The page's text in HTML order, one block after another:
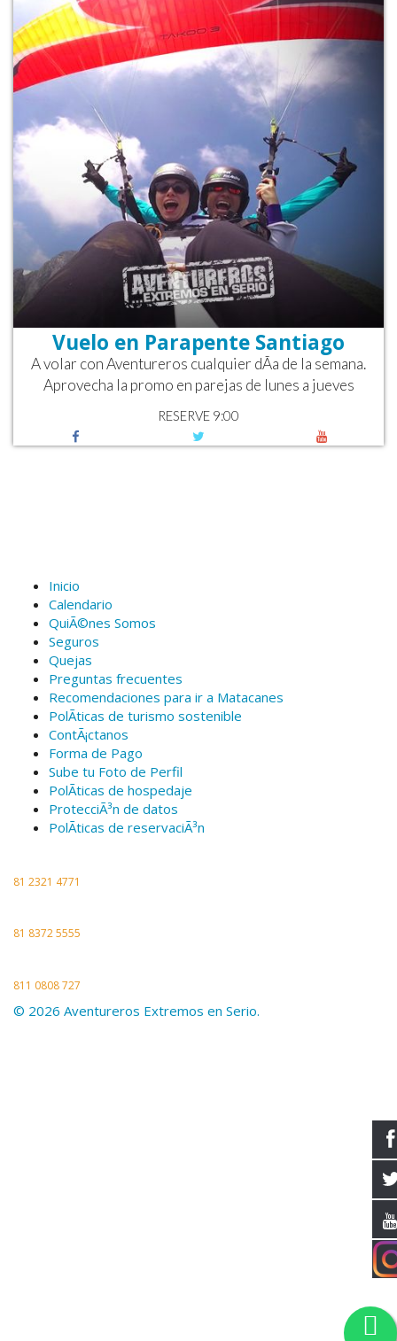
Vuelo en Parapente Santiago
A volar con Aventureros cualquier dÃ­a de la semana.
Aprovecha la promo en parejas de lunes a jueves
RESERVE 9:00
Inicio
Calendario
QuiÃ©nes Somos
Seguros
Quejas
Preguntas frecuentes
Recomendaciones para ir a Matacanes
PolÃ­ticas de turismo sostenible
ContÃ¡ctanos
Forma de Pago
Sube tu Foto de Perfil
PolÃ­ticas de hospedaje
ProtecciÃ³n de datos
PolÃ­ticas de reservaciÃ³n
81 2321 4771
81 8372 5555
811 0808 727
© 2026 Aventureros Extremos en Serio.